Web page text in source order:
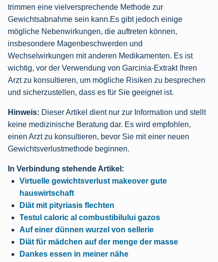
trimmen eine vielversprechende Methode zur
Gewichtsabnahme sein kann.Es gibt jedoch einige
mögliche Nebenwirkungen, die auftreten können,
insbesondere Magenbeschwerden und
Wechselwirkungen mit anderen Medikamenten. Es ist
wichtig, vor der Verwendung von Garcinia-Extrakt Ihren
Arzt zu konsultieren, um mögliche Risiken zu besprechen
und sicherzustellen, dass es für Sie geeignet ist.
Hinweis: Dieser Artikel dient nur zur Information und stellt
keine medizinische Beratung dar. Es wird empfohlen,
einen Arzt zu konsultieren, bevor Sie mit einer neuen
Gewichtsverlustmethode beginnen.
In Verbindung stehende Artikel:
Virtuelle gewichtsverlust makeover gute
hauswirtschaft
Diät mit pityriasis flechten
Testul caloric al combustibilului gazos
Auf einer dünnen wurzel von sellerie
Diät für mädchen auf der menge der masse
Dankes essen in meiner nähe